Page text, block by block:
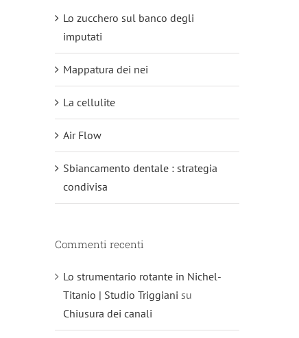
Lo zucchero sul banco degli
imputati
Mappatura dei nei
La cellulite
Air Flow
Sbiancamento dentale : strategia
condivisa
Commenti recenti
Lo strumentario rotante in Nichel-
Titanio | Studio Triggiani su
Chiusura dei canali